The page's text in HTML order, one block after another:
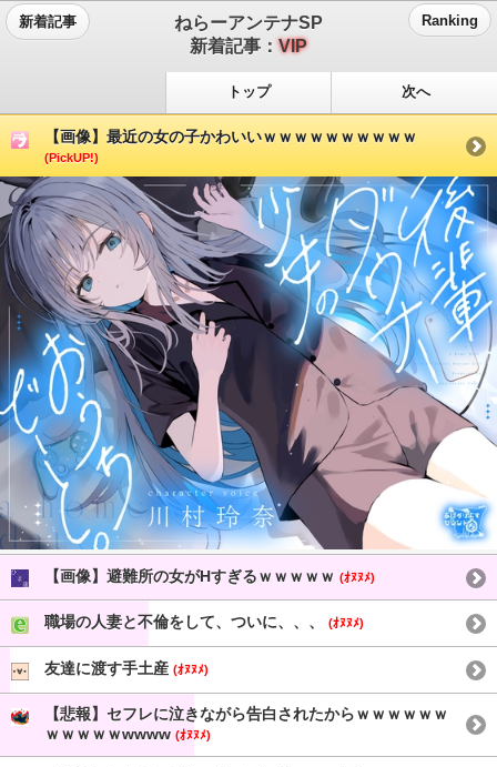
新着記事
ねらーアンテナSP
新着記事：VIP
Ranking
トップ 次へ
【画像】最近の女の子かわいいｗｗｗｗｗｗｗｗｗｗ
(PickUP!)
【画像】避難所の女がHすぎるｗｗｗｗｗ (ｵﾇﾇﾒ)
職場の人妻と不倫をして、ついに、、、 (ｵﾇﾇﾒ)
友達に渡す手土産 (ｵﾇﾇﾒ)
【悲報】セフレに泣きながら告白されたからｗｗｗｗｗｗ
ｗｗｗｗｗwwww (ｵﾇﾇﾒ)